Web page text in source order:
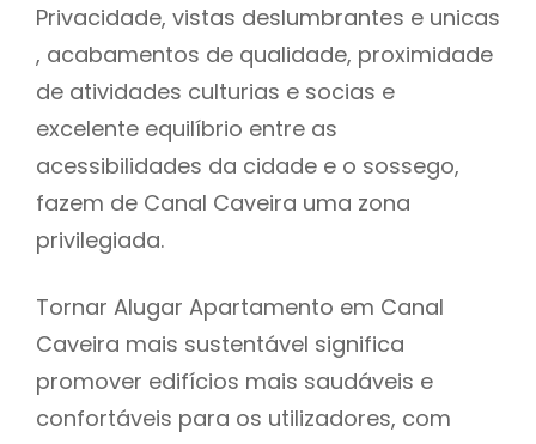
Privacidade, vistas deslumbrantes e unicas
, acabamentos de qualidade, proximidade
de atividades culturias e socias e
excelente equilíbrio entre as
acessibilidades da cidade e o sossego,
fazem de Canal Caveira uma zona
privilegiada.
Tornar Alugar Apartamento em Canal
Caveira mais sustentável significa
promover edifícios mais saudáveis e
confortáveis para os utilizadores, com